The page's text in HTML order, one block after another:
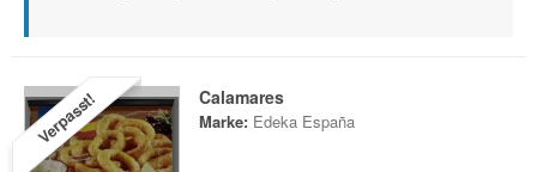
Verpasst! Calamares
Marke: Edeka España